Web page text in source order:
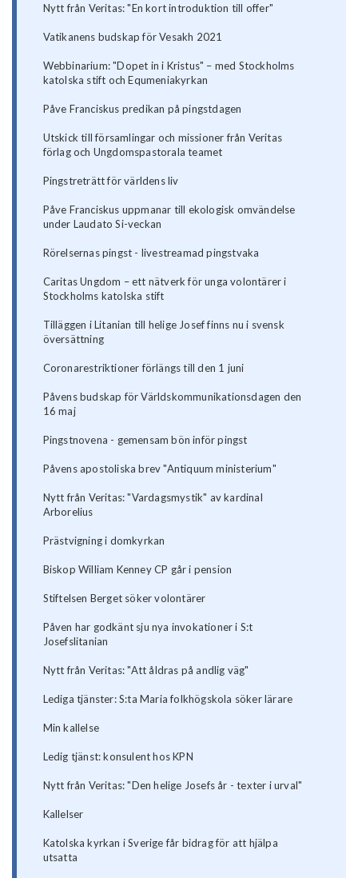
Nytt från Veritas: "En kort introduktion till offer"
Vatikanens budskap för Vesakh 2021
Webbinarium: "Dopet in i Kristus" – med Stockholms
katolska stift och Equmeniakyrkan
Påve Franciskus predikan på pingstdagen
Utskick till församlingar och missioner från Veritas
förlag och Ungdomspastorala teamet
Pingstreträtt för världens liv
Påve Franciskus uppmanar till ekologisk omvändelse
under Laudato Si-veckan
Rörelsernas pingst - livestreamad pingstvaka
Caritas Ungdom – ett nätverk för unga volontärer i
Stockholms katolska stift
Tilläggen i Litanian till helige Josef finns nu i svensk
översättning
Coronarestriktioner förlängs till den 1 juni
Påvens budskap för Världskommunikationsdagen den
16 maj
Pingstnovena - gemensam bön inför pingst
Påvens apostoliska brev "Antiquum ministerium"
Nytt från Veritas: "Vardagsmystik" av kardinal
Arborelius
Prästvigning i domkyrkan
Biskop William Kenney CP går i pension
Stiftelsen Berget söker volontärer
Påven har godkänt sju nya invokationer i S:t
Josefslitanian
Nytt från Veritas: "Att åldras på andlig väg"
Lediga tjänster: S:ta Maria folkhögskola söker lärare
Min kallelse
Ledig tjänst: konsulent hos KPN
Nytt från Veritas: "Den helige Josefs år - texter i urval"
Kallelser
Katolska kyrkan i Sverige får bidrag för att hjälpa
utsatta